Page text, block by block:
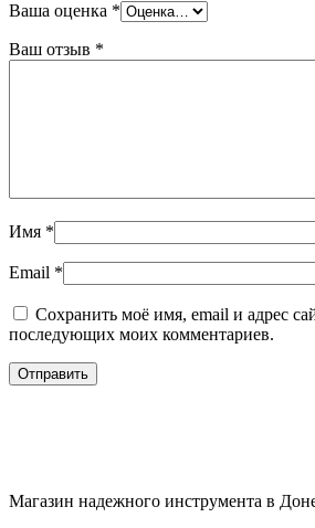
Ваша оценка *
Ваш отзыв *
Имя *
Email *
Сохранить моё имя, email и адрес
последующих моих комментариев.
Магазин надежного инструмента в